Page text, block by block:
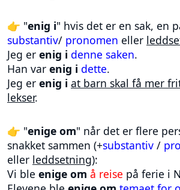
👉 "enig i" hvis det er en sak, en
substantiv/ pronomen eller
Jeg er enig i denne saken.
Han var enig i dette.
Jeg er enig i at barn skal få mer
lekser.
👉 "enige om" når det er flere
snakket sammen (+substantiv /
eller leddsetning):
Vi ble enige om å reise på ferie i